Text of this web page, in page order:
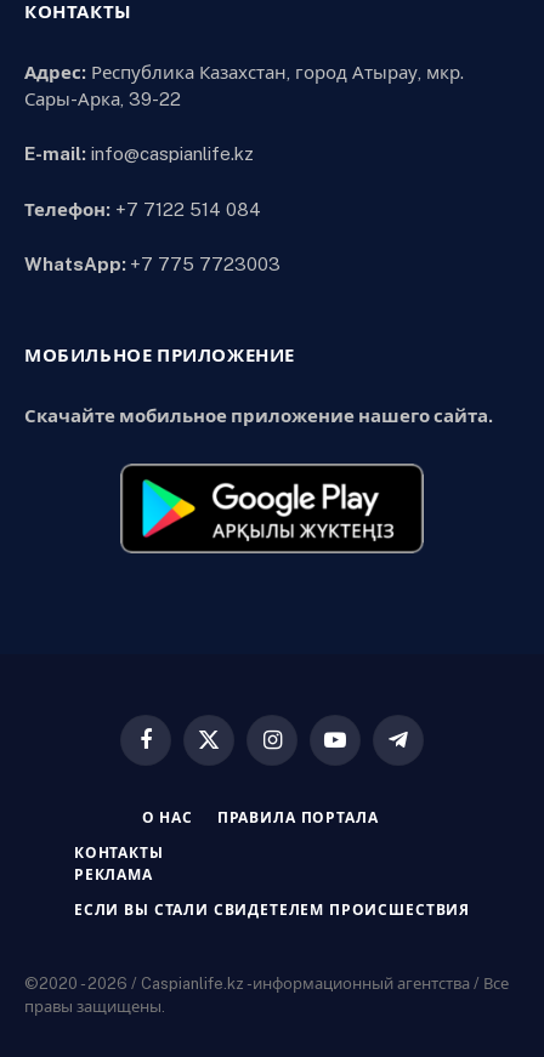
КОНТАКТЫ
Адрес: Республика Казахстан, город Атырау, мкр.
Сары-Арка, 39-22
E-mail: info@caspianlife.kz
Телефон: +7 7122 514 084
WhatsApp: +7 775 7723003
МОБИЛЬНОЕ ПРИЛОЖЕНИЕ
Скачайте мобильное приложение нашего сайта.
Facebook
X
InstagramYouTubeTelegram
О НАС ПРАВИЛА ПОРТАЛА
КОНТАКТЫ
РЕКЛАМА
ЕСЛИ ВЫ СТАЛИ СВИДЕТЕЛЕМ ПРОИСШЕСТВИЯ
©2020 - 2026 / Caspianlife.kz -информационный агентства / Все
правы защищены.